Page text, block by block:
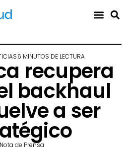
6 MINUTOS DE LECTURA
recupera
backhaul
a ser
Nota de Prensa